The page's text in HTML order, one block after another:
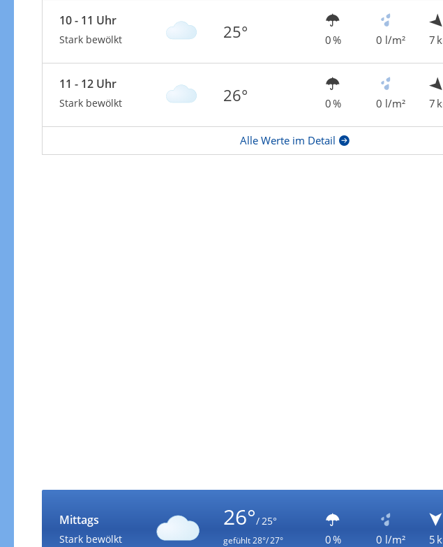
10 - 11 Uhr
Stark bewölkt 25° 0 % 0 l/m²
7
11 - 12 Uhr
Stark bewölkt 26° 0 % 0 l/m²
7
Alle Werte im Detail
Mittags
Stark bewölkt
26°/ 25°
gefühlt28°/ 27° 0 % 0 l/m²
5